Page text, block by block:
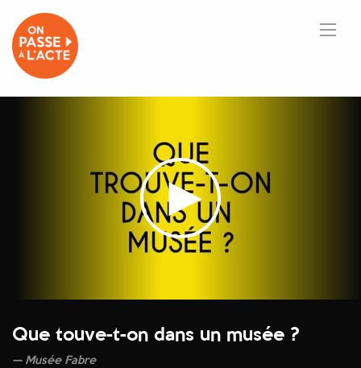
Que touve-t-on dans un musée ?
Musée Fabre